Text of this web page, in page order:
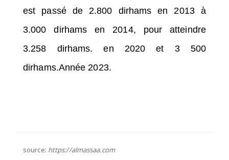
est passé de 2.800 dirhams en 2013 à
3.000 dirhams en 2014, pour atteindre
3.258 dirhams. en 2020 et 3 500
dirhams.Année 2023.
source: https://almassaa.com